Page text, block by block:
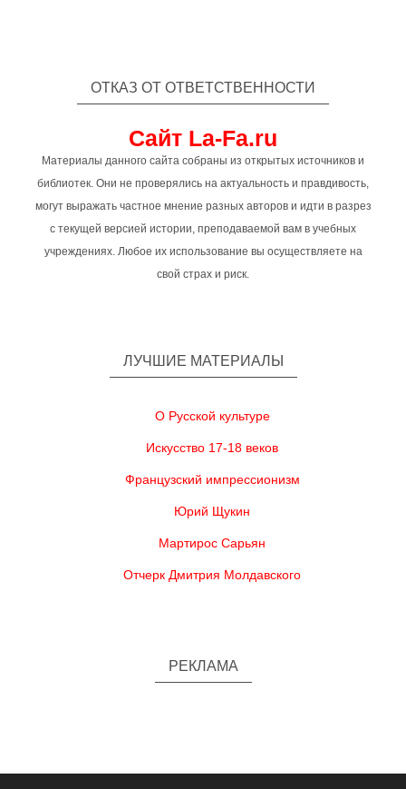
ОТКАЗ ОТ ОТВЕТСТВЕННОСТИ
Сайт La-Fa.ru
Материалы данного сайта собраны из открытых источников и
библиотек. Они не проверялись на актуальность и правдивость,
могут выражать частное мнение разных авторов и идти в разрез
с текущей версией истории, преподаваемой вам в учебных
учреждениях. Любое их использование вы осуществляете на
свой страх и риск.
ЛУЧШИЕ МАТЕРИАЛЫ
О Русской культуре
Искусство 17-18 веков
Французский импрессионизм
Юрий Щукин
Мартирос Сарьян
Отчерк Дмитрия Молдавского
РЕКЛАМА